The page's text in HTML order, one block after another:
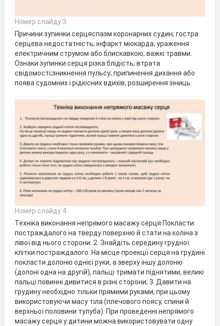
Номер слайду 3
Причини зупинки серцяспазм коронарних судин; гостра
серцева недостатність; інфаркт міокарда; ураження
електричним струмом або блискавкою; важкі травми.
Ознаки зупинки серця:різка блідість; втрата
свідомості;зникнення пульсу; припинення дихання або
поява судомних і рідкісних вдихів; розширення зіниць.
Номер слайду 4
Техніка виконання непрямого масажу серця Покласти
постраждалого на тверду поверхню й стати на коліна з
лівої від нього сторони. 2. Знайдіть середину грудної
клітки постраждалого. На місце проекції серця на грудині
покласти долоню однієї руки, а зверху іншу долоню
(долоні одна на другій), пальці тримати піднятими, великі
пальці повинні дивитися в різні сторони; 3. Давити на
грудину необхідно тільки прямими руками, при цьому
використовуючи масу тіла (плечового поясу, спини й
верхньої половини тулуба). При проведенні непрямого
масажу серця у дитини можна використовувати одну